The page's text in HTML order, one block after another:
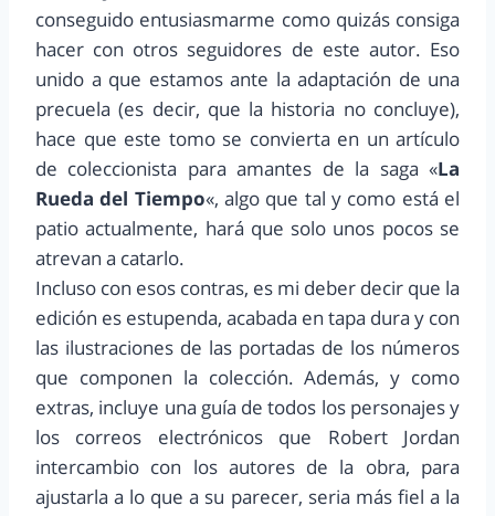
conseguido entusiasmarme como quizás consiga
hacer con otros seguidores de este autor. Eso
unido a que estamos ante la adaptación de una
precuela (es decir, que la historia no concluye),
hace que este tomo se convierta en un artículo
de coleccionista para amantes de la saga «La
Rueda del Tiempo«, algo que tal y como está el
patio actualmente, hará que solo unos pocos se
atrevan a catarlo.
Incluso con esos contras, es mi deber decir que la
edición es estupenda, acabada en tapa dura y con
las ilustraciones de las portadas de los números
que componen la colección. Además, y como
extras, incluye una guía de todos los personajes y
los correos electrónicos que Robert Jordan
intercambio con los autores de la obra, para
ajustarla a lo que a su parecer, seria más fiel a la